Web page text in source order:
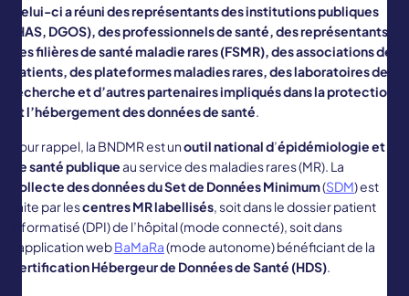
Celui-ci a réuni des représentants des institutions publiques
(HAS, DGOS), des professionnels de santé, des représentants
des filières de santé maladie rares (FSMR), des associations de
patients, des plateformes maladies rares, des laboratoires de
recherche et d’autres partenaires impliqués dans la protection
et l’hébergement des données de santé.
Pour rappel, la BNDMR est unoutil national d’épidémiologie et
de santé publiqueau service des maladies rares (MR). La
collecte des données du Set de Données Minimum(SDM) est
faite par lescentres MR labellisés, soit dans le dossier patient
informatisé (DPI) de l’hôpital (mode connecté), soit dans
l’application webBaMaRa(mode autonome) bénéficiant de la
certification Hébergeur de Données de Santé (HDS).